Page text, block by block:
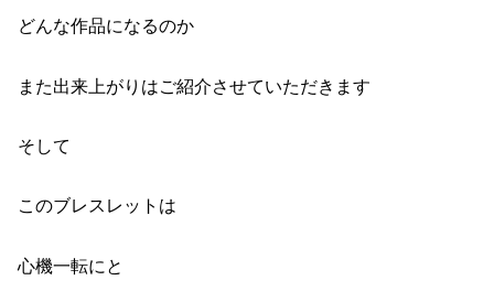
どんな作品になるのか
また出来上がりはご紹介させていただきます
そして
このブレスレットは
心機一転にと